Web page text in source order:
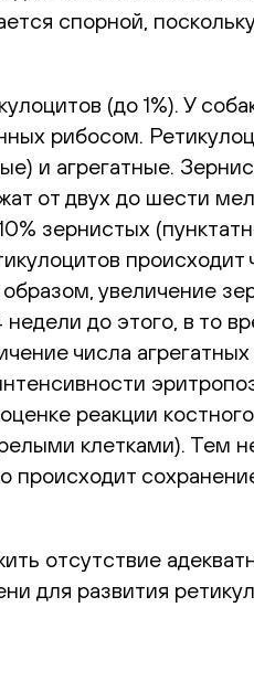
спорной,
(до 1%). У
рибосом.
и агрегатные.
от двух до шести
зернистых
увеличение
до этого, в то
числа
реакции
клетками). Тем
отсутствие
для развития